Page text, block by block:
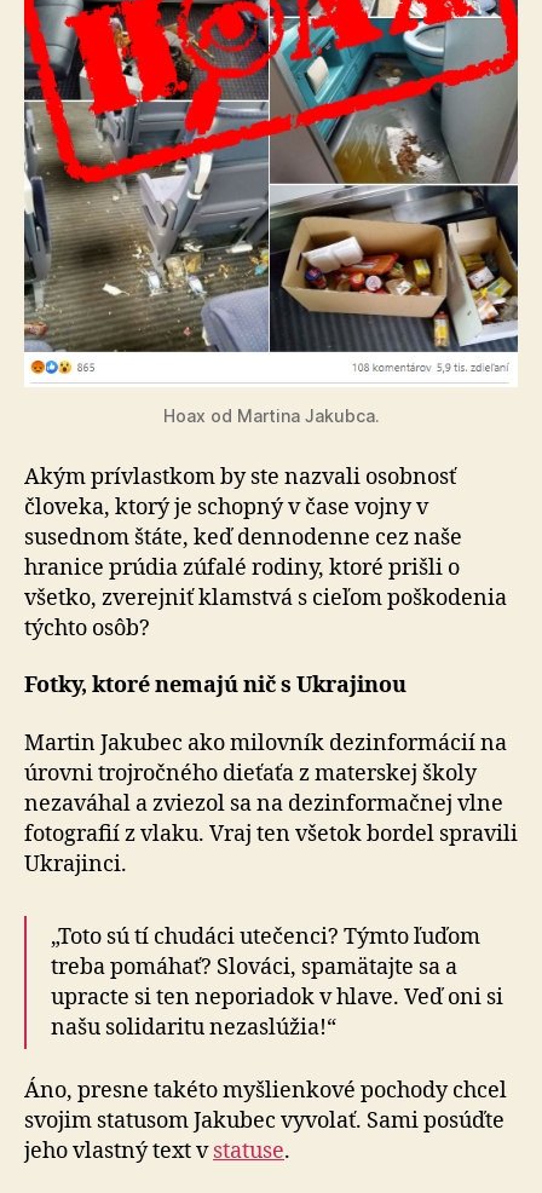
Hoax od Martina Jakubca.
Akým prívlastkom by ste nazvali osobnosť
človeka, ktorý je schopný v čase vojny v
susednom štáte, keď dennodenne cez naše
hranice prúdia zúfalé rodiny, ktoré prišli o
všetko, zverejniť klamstvá s cieľom poškodenia
týchto osôb?
Fotky, ktoré nemajú nič s Ukrajinou
Martin Jakubec ako milovník dezinformácií na
úrovni trojročného dieťaťa z materskej školy
nezaváhal a zviezol sa na dezinformačnej vlne
fotografií z vlaku. Vraj ten všetok bordel spravili
Ukrajinci.
„Toto sú tí chudáci utečenci? Týmto ľuďom
treba pomáhať? Slováci, spamätajte sa a
upracte si ten neporiadok v hlave. Veď oni si
našu solidaritu nezaslúžia!“
Áno, presne takéto myšlienkové pochody chcel
svojim statusom Jakubec vyvolať. Sami posúďte
jeho vlastný text vstatuse.